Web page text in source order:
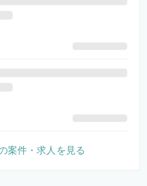
案件・求人を見る